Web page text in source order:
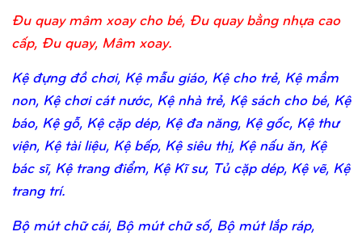
Đu quay mâm xoay cho bé, Đu quay bằng nhựa cao
cấp, Đu quay, Mâm xoay.
Kệ đựng đồ chơi, Kệ mẫu giáo, Kệ cho trẻ, Kệ mầm
non, Kệ chơi cát nước, Kệ nhà trẻ, Kệ sách cho bé, Kệ
báo, Kệ gỗ, Kệ cặp dép, Kệ đa năng, Kệ gốc, Kệ thư
viện, Kệ tài liệu, Kệ bếp, Kệ siêu thị, Kệ nấu ăn, Kệ
bác sĩ, Kệ trang điểm, Kệ Kĩ sư, Tủ cặp dép, Kệ vẽ, Kệ
trang trí.
Bộ mút chữ cái, Bộ mút chữ số, Bộ mút lắp ráp,